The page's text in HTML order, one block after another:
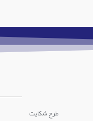
طرح شکایت